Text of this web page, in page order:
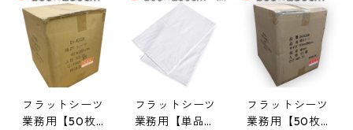
ール便（ポスト
投函配送） 敷
きシーツ ホワ
イト 白 三露産
業 ホテル 旅館
民宿 民泊／367
596020
プ 敷きシーツ
ホワイト 白 三
露産業 ホテル
旅館 民宿 民泊
／365426240
ト投函配送）
敷きシーツ ホ
ワイト 白 三露
産業 ホテル 旅
館 民宿 民泊／3
67575020
フラットシーツ
業務用【50枚
フラットシーツ
業務用【単品】
フラットシーツ
業務用【50枚